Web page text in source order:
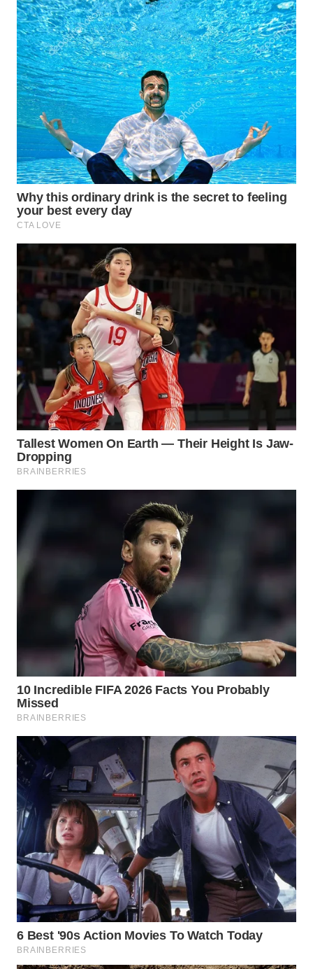
WAHANA
TANI
WAHANA
ADVOKAT
WAHANA
INFRASTRUKTUR
WAHANA
KONSUMEN
LISTRIK
WAHANA
TRAVEL
WAHANA
WAHANANEWS
ID
WAHANANEWS
CO ID
WAHANA
WAHANA
PERSONA
WAHANA
OTOMOTIF
WAHANA
HEALTH
WAHANA
DESA
WISATA
LAPAK
WAHANA